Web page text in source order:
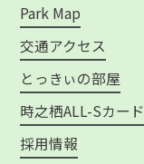
Park Map
交通アクセス
とっきぃの部屋
時之栖ALL-Sカード
採用情報